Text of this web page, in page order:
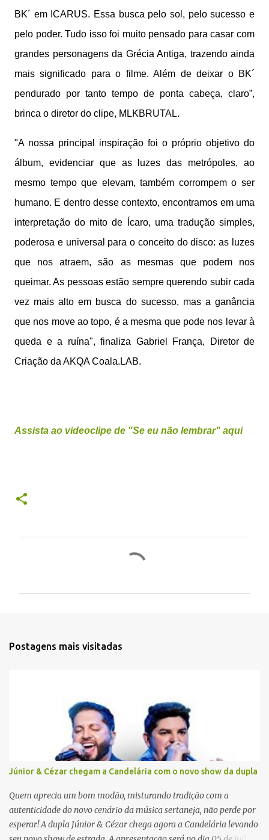
BK´ em ICARUS. Essa busca pelo sol, pelo sucesso e
pelo poder. Tudo isso foi muito pensado para casar com
grandes personagens da Grécia Antiga, trazendo ainda
mais significado para o filme. Além de deixar o BK´
pendurado por tanto tempo de ponta cabeça, claro”,
brinca o diretor do clipe, MLKBRUTAL.
"A nossa principal inspiração foi o próprio objetivo do
álbum, evidenciar que as luzes das metrópoles, ao
mesmo tempo que elevam, também corrompem o ser
humano. E dentro desse contexto, encontramos em uma
interpretação do mito de Ícaro, uma tradução simples,
poderosa e universal para o conceito do disco: as luzes
que nos atraem, são as mesmas que podem nos
queimar. As pessoas estão sempre querendo subir cada
vez mais alto em busca do sucesso, mas a ganância
que nos move ao topo, é a mesma que pode nos levar à
queda e a ruína", finaliza Gabriel França, Diretor de
Criação da AKQA Coala.LAB.
Assista ao videoclipe de "Se eu não lembrar" aqui
Postagens mais visitadas
Júnior & Cézar chegam a Candelária com o novo show da dupla
Quem aprecia um bom modão, misturando tradição com a
autenticidade do novo cenário da música sertaneja, não perde por
esperar! A dupla Júnior & Cézar chega agora a Candelária levando